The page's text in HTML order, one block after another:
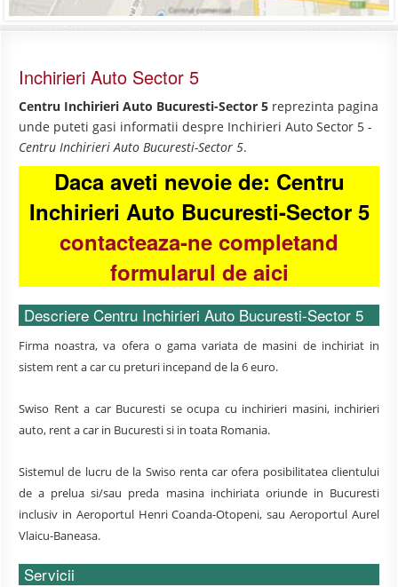
Inchirieri Auto Sector 5
Centru Inchirieri Auto Bucuresti-Sector 5 reprezinta pagina
unde puteti gasi informatii despre Inchirieri Auto Sector 5 -
Centru Inchirieri Auto Bucuresti-Sector 5.
Daca aveti nevoie de: Centru
Inchirieri Auto Bucuresti-Sector 5
contacteaza-ne completand
formularul de aici
Descriere Centru Inchirieri Auto Bucuresti-Sector 5
Firma noastra, va ofera o gama variata de masini de inchiriat in
sistem rent a car cu preturi incepand de la 6 euro.
Swiso Rent a car Bucuresti se ocupa cu inchirieri masini, inchirieri
auto, rent a car in Bucuresti si in toata Romania.
Sistemul de lucru de la Swiso renta car ofera posibilitatea clientului
de a prelua si/sau preda masina inchiriata oriunde in Bucuresti
inclusiv in Aeroportul Henri Coanda-Otopeni, sau Aeroportul Aurel
Vlaicu-Baneasa.
Servicii